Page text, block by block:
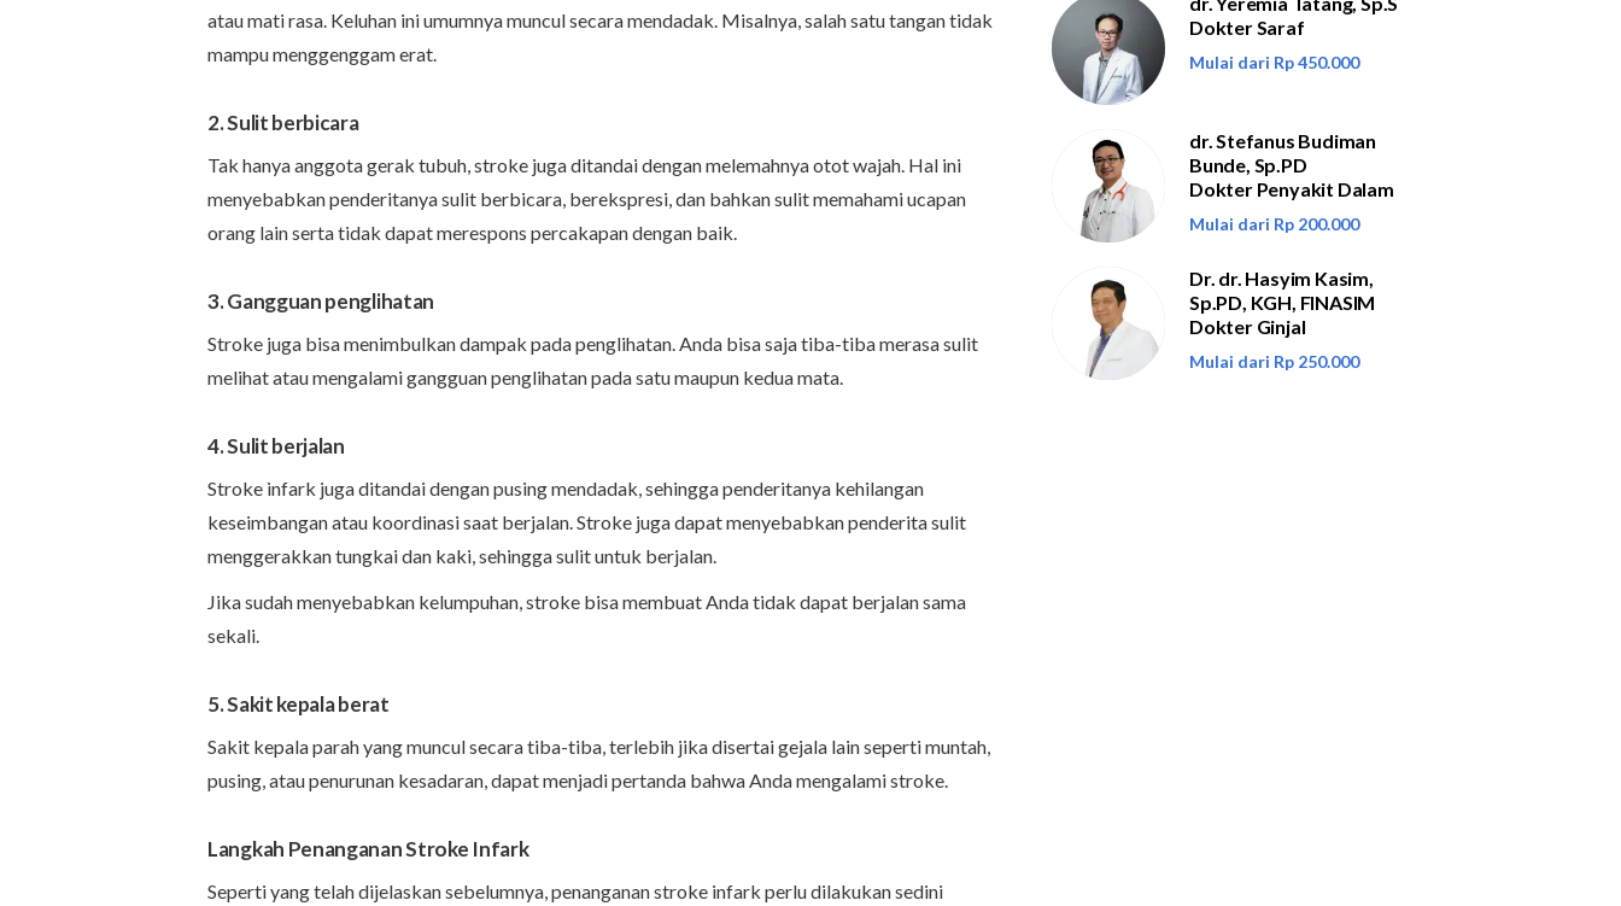
atau mati rasa. Keluhan ini umumnya muncul secara mendadak. Misalnya, salah satu tangan tidak
mampu menggenggam erat.
2. Sulit berbicara
Tak hanya anggota gerak tubuh, stroke juga ditandai dengan melemahnya otot wajah. Hal ini
menyebabkan penderitanya sulit berbicara, berekspresi, dan bahkan sulit memahami ucapan
orang lain serta tidak dapat merespons percakapan dengan baik.
3. Gangguan penglihatan
Stroke juga bisa menimbulkan dampak pada penglihatan. Anda bisa saja tiba-tiba merasa sulit
melihat atau mengalami gangguan penglihatan pada satu maupun kedua mata.
4. Sulit berjalan
Stroke infark juga ditandai dengan pusing mendadak, sehingga penderitanya kehilangan
keseimbangan atau koordinasi saat berjalan. Stroke juga dapat menyebabkan penderita sulit
menggerakkan tungkai dan kaki, sehingga sulit untuk berjalan.
Jika sudah menyebabkan kelumpuhan, stroke bisa membuat Anda tidak dapat berjalan sama
sekali.
5. Sakit kepala berat
Sakit kepala parah yang muncul secara tiba-tiba, terlebih jika disertai gejala lain seperti muntah,
pusing, atau penurunan kesadaran, dapat menjadi pertanda bahwa Anda mengalami stroke.
Langkah Penanganan Stroke Infark
Seperti yang telah dijelaskan sebelumnya, penanganan stroke infark perlu dilakukan sedini